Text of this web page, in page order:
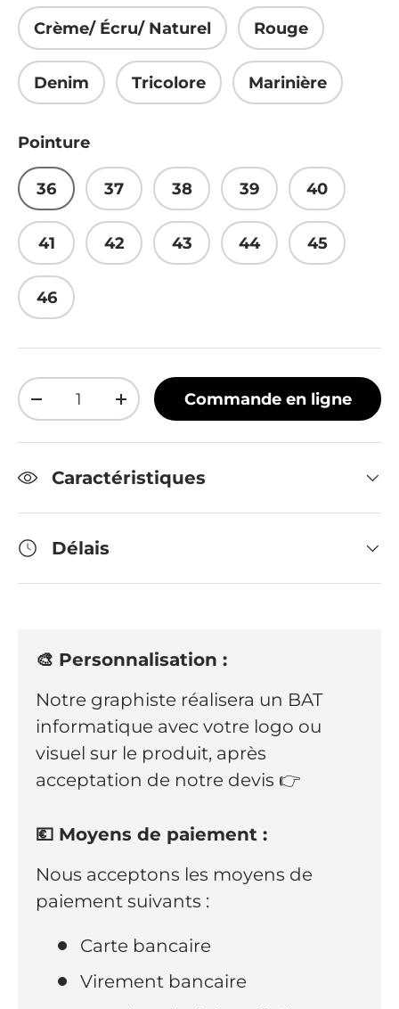
Crème/ Écru/ Naturel Rouge
Denim Tricolore Marinière
Pointure
36 37 38 39 40
41 42 43 44 45
46
Qté
Diminuer la quantité
Augmenter la quantité
Commande en ligne
Caractéristiques
Délais
🎨 Personnalisation :
Notre graphiste réalisera un BAT
informatique avec votre logo ou
visuel sur le produit, après
acceptation de notre devis 👉
💶 Moyens de paiement :
Nous acceptons les moyens de
paiement suivants :
Carte bancaire
Virement bancaire